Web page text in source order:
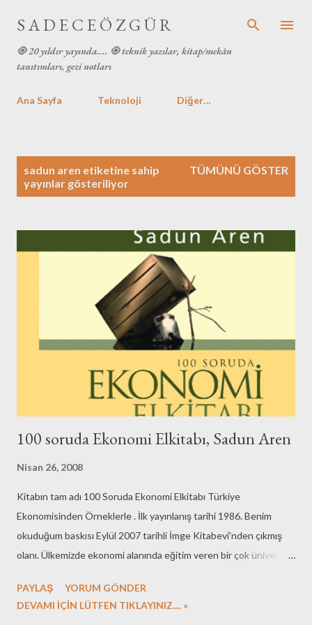
Ana içeriğe atla
S A D E C E Ö Z G Ü R
🧿 20 yıldır yayında.... 🧿 teknik yazılar, kitap/mekân
tanıtımları, gezi notları
Ana Sayfa Teknoloji Diğer…
sadun aren etiketine sahip
yayınlar gösteriliyor
TÜMÜNÜ GÖSTER
100 soruda Ekonomi Elkitabı, Sadun Aren
Nisan 26, 2008
Kitabın tam adı 100 Soruda Ekonomi Elkitabı Türkiye
Ekonomisinden Örneklerle . İlk yayınlanış tarihi 1986. Benim
okuduğum baskısı Eylül 2007 tarihli İmge Kitabevi'nden çıkmış
olanı. Ülkemizde ekonomi alanında eğitim veren bir çok üniversite
denklemlerin çözümünün anlatıldığını, optimizasyon
problemlerinin ekonomi eğitiminin merkezine yerleştirildiğini
PAYLAŞ
YORUM GÖNDER
DEVAMI İÇİN LÜTFEN TIKLAYINIZ.... »